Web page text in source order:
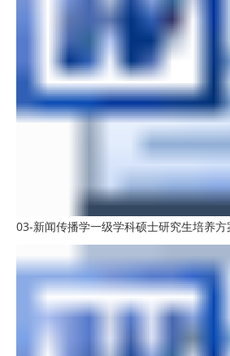
03-新闻传播学一级学科硕士研究生培养